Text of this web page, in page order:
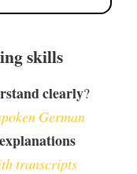
skills
clearly?
German
transcripts